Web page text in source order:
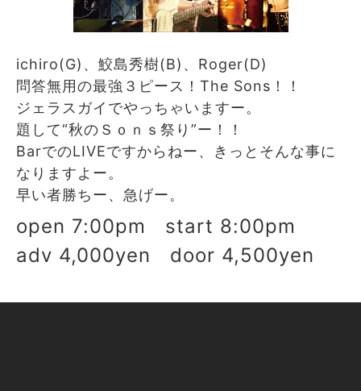
ichiro(G)、鮫島秀樹(B)、Roger(D)
問答無用の最強３ピース！The Sons！！
ジェラスガイでやっちゃいますー。
題して“秋のＳｏｎｓ祭り”ー！！
BarでのLIVEですからねー、きっとそんな事に
なりますよー。
早い者勝ちー、急げー。
open 7:00pm start 8:00pm
adv 4,000yen door 4,500yen